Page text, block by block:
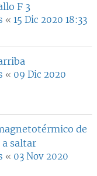
F 3
« 15 Dic 2020 18:33
« 09 Dic 2020
de
saltar
« 03 Nov 2020